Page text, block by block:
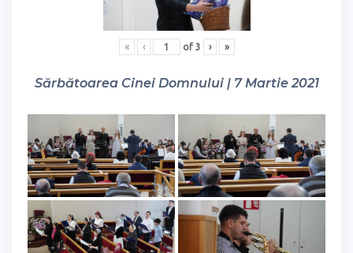
« ‹ of 3 › »
Sărbătoarea Cinei Domnului | 7 Martie 2021